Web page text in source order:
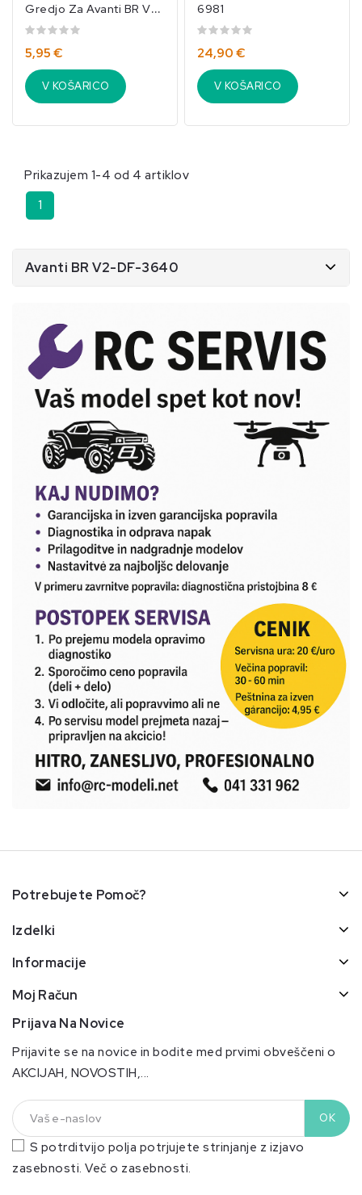
Gredjo Za Avanti BR V2-
3642
5,95 €
V KOŠARICO
6981
24,90 €
V KOŠARICO
Prikazujem 1-4 od 4 artiklov
1
Avanti BR V2-DF-3640
Potrebujete Pomoč?
Izdelki
Informacije
Moj Račun
Prijava Na Novice
Prijavite se na novice in bodite med prvimi obveščeni o
AKCIJAH, NOVOSTIH,...
S potrditvijo polja potrjujete strinjanje z izjavo
zasebnosti. Več o zasebnosti.